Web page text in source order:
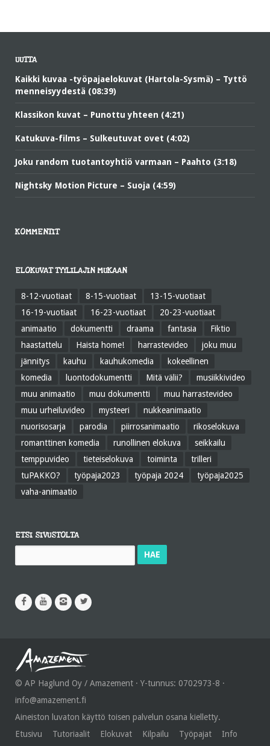
UUTTA
Kaikki kuvaa -työpajaelokuvat (Hartola-Sysmä) – Tyttö
menneisyydestä (08:39)
Klassikon kuvat – Punottu yhteen (4:21)
Katukuva-films – Sulkeutuvat ovet (4:02)
Joku random tuotantoyhtiö varmaan – Paahto (3:18)
Nightsky Motion Picture – Suoja (4:59)
KOMMENTIT
ELOKUVAT TYYLILAJIN MUKAAN
8-12-vuotiaat 8-15-vuotiaat
13-15-vuotiaat
16-19-vuotiaat
16-23-vuotiaat
20-23-vuotiaat
animaatio
dokumentti draama fantasia
Fiktio
haastattelu
Haista home! harrastevideo
joku muu
jännitys
kauhu kauhukomedia
kokeellinen
komedia
luontodokumentti Mitä välii?
musiikkivideo
muu animaatio
muu dokumentti
muu harrastevideo
muu urheiluvideo
mysteeri
nukkeanimaatio
nuorisosarja
parodia piirrosanimaatio
rikoselokuva
romanttinen komedia
runollinen elokuva
seikkailu
temppuvideo
tieteiselokuva toiminta
trilleri
tuPAKKO?
työpaja2023 työpaja 2024
työpaja2025
vaha-animaatio
ETSI SIVUSTOLTA
© AP Haglund Oy / Amazement · Y-tunnus: 0702973-8 ·
info@amazement.fi
Aineiston luvaton käyttö toisen palvelun osana kielletty.
Etusivu
Tutoriaalit Elokuvat Kilpailu Työpajat Info